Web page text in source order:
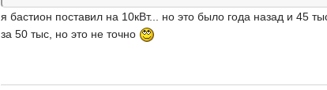
я бастион поставил на 10кВт... но это было года назад и 45
за 50 тыс, но это не точно